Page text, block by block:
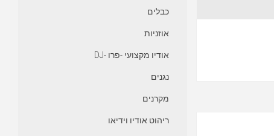
כבלים
אוזניות
אודיו מקצועי -פרו -DJ
נגנים
מקרנים
ריהוט אודיו וידיאו